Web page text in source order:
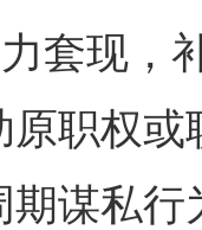
力套现
职权
期谋私行